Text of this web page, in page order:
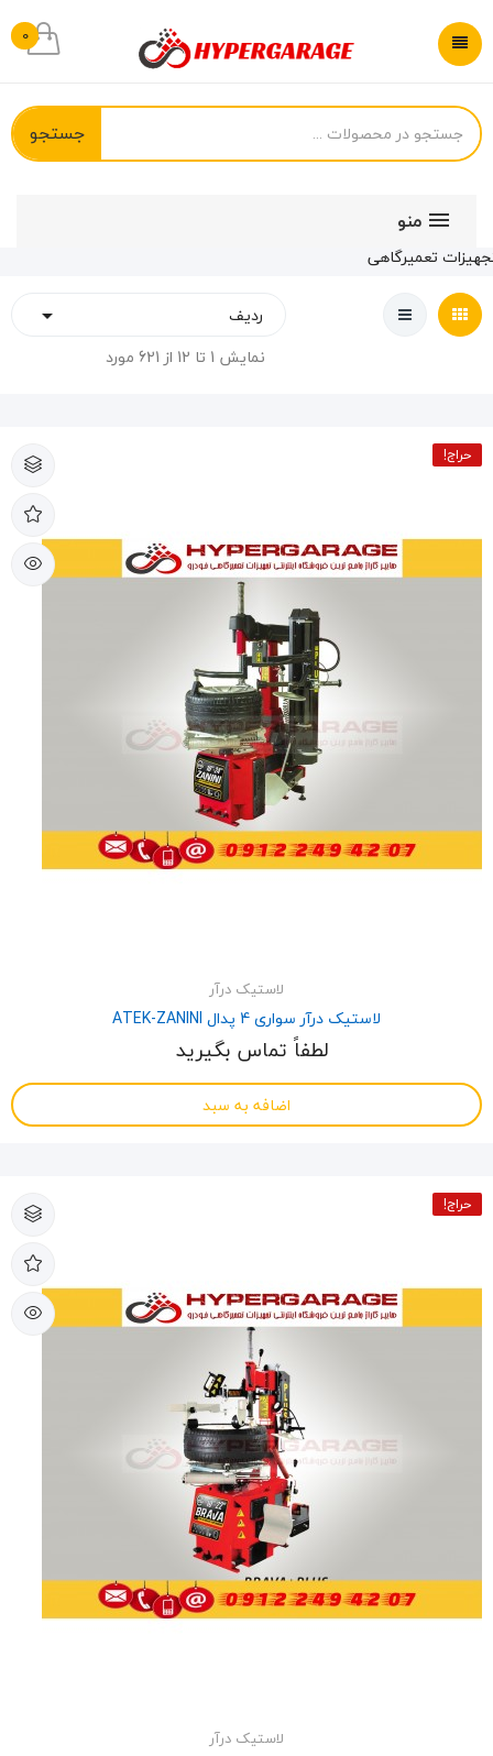
0
جستجو
منو
تعمیرگاهی
ردیف 
نمایش 1 تا 12 از 621 مورد
حراج!
لاستیک درآر
لاستیک درآر سواری 4 پدال ATEK-ZANINI
لطفاً تماس بگیرید
اضافه به سبد
حراج!
لاستیک درآر